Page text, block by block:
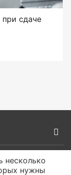
при сдаче
несколько
нужны